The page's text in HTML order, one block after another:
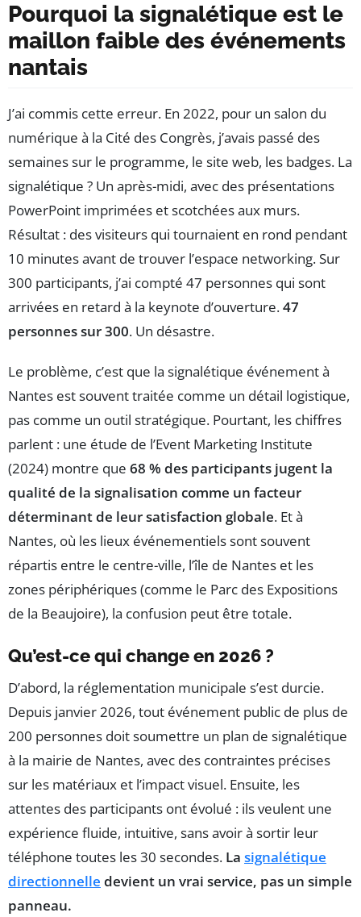
Pourquoi la signalétique est le
maillon faible des événements
nantais
J’ai commis cette erreur. En 2022, pour un salon du
numérique à la Cité des Congrès, j’avais passé des
semaines sur le programme, le site web, les badges. La
signalétique ? Un après-midi, avec des présentations
PowerPoint imprimées et scotchées aux murs.
Résultat : des visiteurs qui tournaient en rond pendant
10 minutes avant de trouver l’espace networking. Sur
300 participants, j’ai compté 47 personnes qui sont
arrivées en retard à la keynote d’ouverture.47
personnes sur 300. Un désastre.
Le problème, c’est que la signalétique événement à
Nantes est souvent traitée comme un détail logistique,
pas comme un outil stratégique. Pourtant, les chiffres
parlent : une étude de l’Event Marketing Institute
(2024) montre que 68 % des participants jugent la
qualité de la signalisation comme un facteur
déterminant de leur satisfaction globale. Et à
Nantes, où les lieux événementiels sont souvent
répartis entre le centre-ville, l’île de Nantes et les
zones périphériques (comme le Parc des Expositions
de la Beaujoire), la confusion peut être totale.
Qu’est-ce qui change en 2026 ?
D’abord, la réglementation municipale s’est durcie.
Depuis janvier 2026, tout événement public de plus de
200 personnes doit soumettre un plan de signalétique
à la mairie de Nantes, avec des contraintes précises
sur les matériaux et l’impact visuel. Ensuite, les
attentes des participants ont évolué : ils veulent une
expérience fluide, intuitive, sans avoir à sortir leur
téléphone toutes les 30 secondes. La signalétique
directionnelle devient un vrai service, pas un simple
panneau.